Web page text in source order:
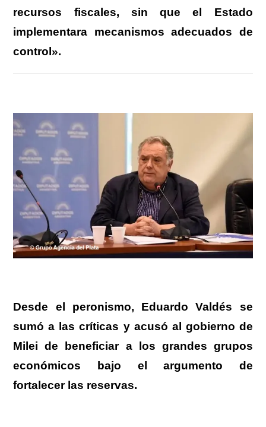
recursos fiscales, sin que el Estado
implementara mecanismos adecuados de
control».
Desde el peronismo, Eduardo Valdés se
sumó a las críticas y acusó al gobierno de
Milei de beneficiar a los grandes grupos
económicos bajo el argumento de
fortalecer las reservas.